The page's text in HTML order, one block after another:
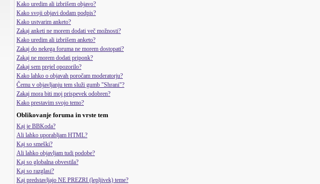
Kako uredim ali izbrišem objavo?
Kako svoji objavi dodam podpis?
Kako ustvarim anketo?
Zakaj anketi ne morem dodati več možnosti?
Kako uredim ali izbrišem anketo?
Zakaj do nekega foruma ne morem dostopati?
Zakaj ne morem dodati priponk?
Zakaj sem prejel opozorilo?
Kako lahko o objavah poročam moderatorju?
Čemu v objavljanju tem služi gumb "Shrani"?
Zakaj mora biti moj prispevek odobren?
Kako prestavim svojo temo?
Oblikovanje foruma in vrste tem
Kaj je BBKoda?
Ali lahko uporabljam HTML?
Kaj so smeški?
Ali lahko objavljam tudi podobe?
Kaj so globalna obvestila?
Kaj so razglasi?
Kaj predstavljajo NE PREZRI (lepljivek) teme?